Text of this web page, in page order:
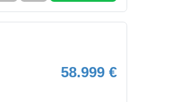
58.999 €